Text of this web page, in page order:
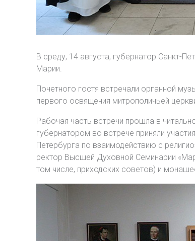
В среду, 14 августа, губернатор Санкт-
Марии.
Почетного гостя встречали органной
первого освящения митрополичьей
Рабочая часть встречи прошла в
губернатором во встрече приняли
Петербурга по взаимодействию с
ректор Высшей Духовной Семинарии
том числе, приходских советов) и